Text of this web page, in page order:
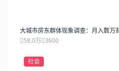
大城市房东群体现象调查：月入数万
58.0万 3600
社会